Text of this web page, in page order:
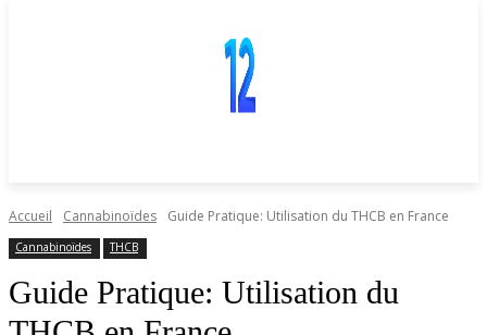
Accueil Cannabinoïdes Guide Pratique: Utilisation du THCB en France
Cannabinoïdes THCB
Guide Pratique: Utilisation du